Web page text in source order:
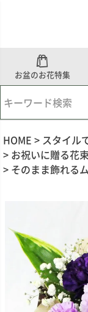
お盆のお花特集
HOME スタイル
お祝いに贈る花束
そのまま飾れる